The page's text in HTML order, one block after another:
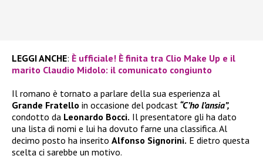
LEGGI ANCHE: È ufficiale! È finita tra Clio Make Up e il
marito Claudio Midolo: il comunicato congiunto
Il romano è tornato a parlare della sua esperienza al
Grande Fratello in occasione del podcast “C’ho l’ansia”,
condotto da Leonardo Bocci. Il presentatore gli ha dato
una lista di nomi e lui ha dovuto farne una classifica. Al
decimo posto ha inserito Alfonso Signorini. E dietro questa
scelta ci sarebbe un motivo.